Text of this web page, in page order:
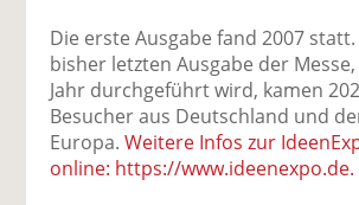
Die erste Ausgabe fand 2007
bisher letzten Ausgabe der
Jahr durchgeführt wird, kamen
Besucher aus Deutschland und
Europa.Weitere Infos zur
online: https://www.ideenexpo.de.